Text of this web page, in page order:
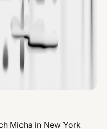
Micha in New York